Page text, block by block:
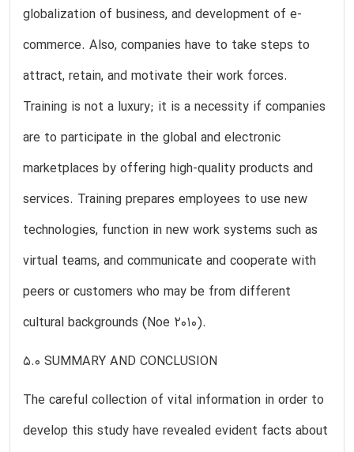
globalization of business, and development of e-
commerce. Also, companies have to take steps to
attract, retain, and motivate their work forces.
Training is not a luxury; it is a necessity if companies
are to participate in the global and electronic
marketplaces by offering high-quality products and
services. Training prepares employees to use new
technologies, function in new work systems such as
virtual teams, and communicate and cooperate with
peers or customers who may be from different
cultural backgrounds (Noe 2010).
5.0 SUMMARY AND CONCLUSION
The careful collection of vital information in order to
develop this study have revealed evident facts about